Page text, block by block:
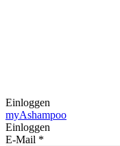
Einloggen
myAshampoo
Einloggen
E-Mail *